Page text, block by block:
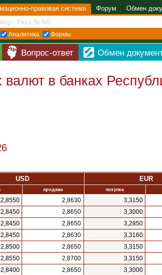
правовая система Форум Обмен
Аналитика Формы
Вопрос-ответ Обмен
в банках
USD EUR
продажа покупка
2,8550 2,8630 3,3150
2,8450 2,8650 3,3000
2,8450 2,8650 3,2850
2,8450 2,8630 3,3160
2,8500 2,8650 3,3150
2,8550 2,8700 3,3150
2,8400 2,8650 3,3000